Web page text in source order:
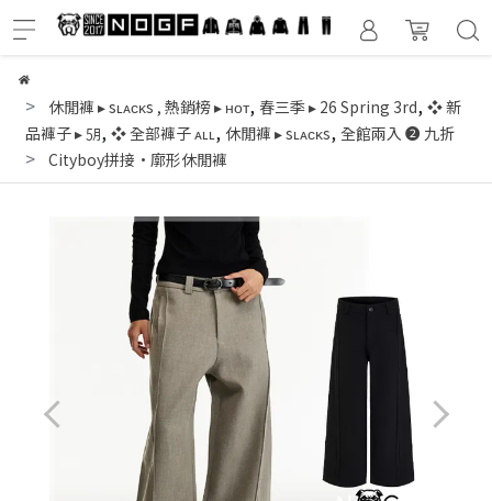
休閒褲 ▸ sʟᴀᴄᴋs , 熱銷榜 ▸ ʜᴏᴛ, 春三季 ▸ 26 Spring 3rd, ❖ 新
品褲子 ▸ ㋄, ❖ 全部褲子 ᴀʟʟ, 休閒褲 ▸ sʟᴀᴄᴋs, 全館兩入 ❷ 九折
Cityboy拼接·廓形休閒褲